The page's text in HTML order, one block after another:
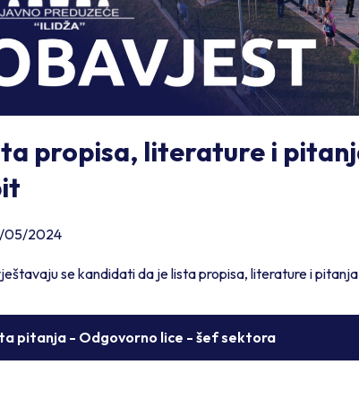
propisa, literature i
05/2024
se kandidati da je lista propisa, literature i
pitanja - Odgovorno lice - šef sektora